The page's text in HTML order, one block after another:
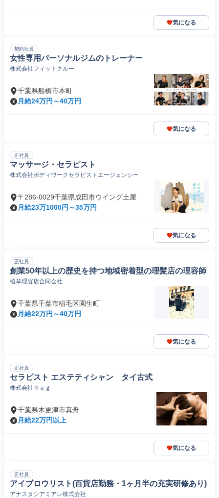
気になる
契約社員
女性専用パーソナルジムのトレーナー
株式会社フィットクルー
千葉県船橋市本町
月給24万円～40万円
気になる
正社員
マッサージ・セラピスト
株式会社ボディワークセラピストエージェンシー
〒286-0029千葉県成田市ウイング土屋
月給23万1000円～35万円
気になる
正社員
創業50年以上の歴史を持つ地域密着型の理髪店の理容師
植草理容店合同会社
千葉県千葉市稲毛区園生町
月給22万円～40万円
気になる
正社員
セラピスト エステティシャン タイ古式
株式会社Ｒａｇ
千葉県木更津市真舟
月給22万円以上
気になる
正社員
アイブロウリスト(百貨店勤務・1ヶ月半の充実研修あり)
アナスタシアミアレ株式会社